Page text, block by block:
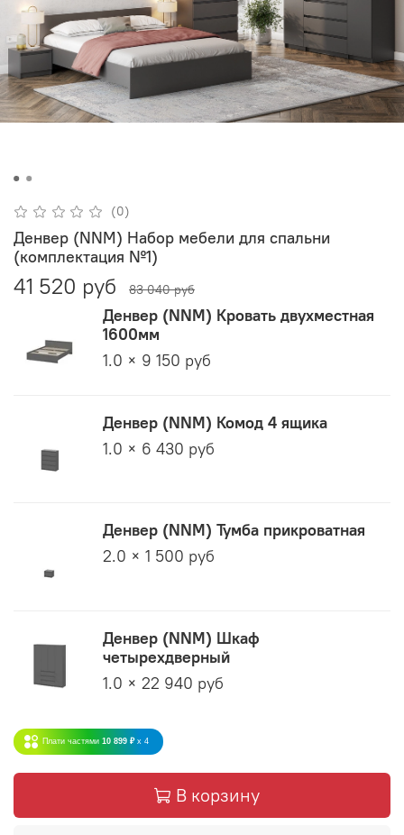
(0)
Денвер (NNM) Набор мебели для спальни
(комплектация №1)
41 520 руб 83 040 руб
Денвер (NNM) Кровать двухместная
1600мм
1.0 × 9 150 руб
Денвер (NNM) Комод 4 ящика
1.0 × 6 430 руб
Денвер (NNM) Тумба прикроватная
2.0 × 1 500 руб
Денвер (NNM) Шкаф
четырехдверный
1.0 × 22 940 руб
Плати частями 10 899 ₽ x 4
В корзину